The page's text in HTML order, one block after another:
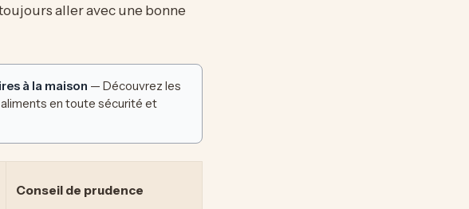
aller avec une bonne
à la maison — Découvrez les
aliments en toute sécurité et
Conseil de prudence